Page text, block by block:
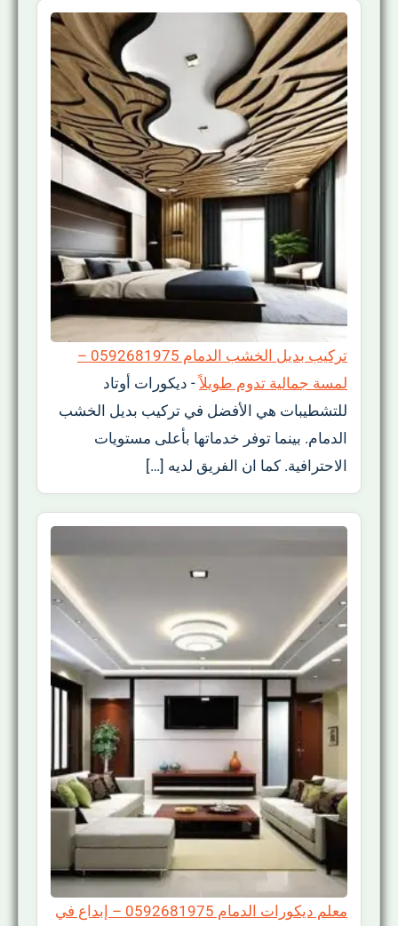
تركيب بديل الخشب الدمام 0592681975 –
لمسة جمالية تدوم طويلاً - ديكورات أوتاد
للتشطيبات هي الأفضل في تركيب بديل الخشب
الدمام. بينما توفر خدماتها بأعلى مستويات
الاحترافية. كما ان الفريق لديه […]
معلم ديكورات الدمام 0592681975 – إبداع في